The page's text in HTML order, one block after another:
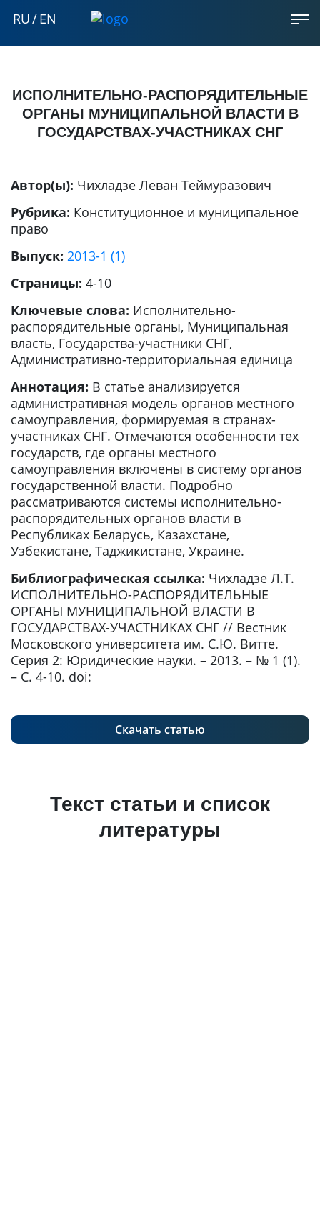
RU/EN
ИСПОЛНИТЕЛЬНО-РАСПОРЯДИТЕЛЬНЫЕ
ОРГАНЫ МУНИЦИПАЛЬНОЙ ВЛАСТИ В
ГОСУДАРСТВАХ-УЧАСТНИКАХ СНГ
Автор(ы): Чихладзе Леван Теймуразович
Рубрика: Конституционное и муниципальное
право
Выпуск: 2013-1 (1)
Страницы: 4-10
Ключевые слова: Исполнительно-
распорядительные органы, Муниципальная
власть, Государства-участники СНГ,
Административно-территориальная единица
Аннотация: В статье анализируется
административная модель органов местного
самоуправления, формируемая в странах-
участниках СНГ. Отмечаются особенности тех
государств, где органы местного
самоуправления включены в систему органов
государственной власти. Подробно
рассматриваются системы исполнительно-
распорядительных органов власти в
Республиках Беларусь, Казахстане,
Узбекистане, Таджикистане, Украине.
Библиографическая ссылка: Чихладзе Л.Т.
ИСПОЛНИТЕЛЬНО-РАСПОРЯДИТЕЛЬНЫЕ
ОРГАНЫ МУНИЦИПАЛЬНОЙ ВЛАСТИ В
ГОСУДАРСТВАХ-УЧАСТНИКАХ СНГ // Вестник
Московского университета им. С.Ю. Витте.
Серия 2: Юридические науки. – 2013. – № 1 (1).
– С. 4-10. doi:
Скачать статью
Текст статьи и список
литературы